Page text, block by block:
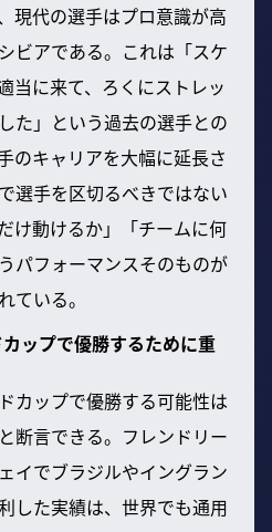
現代の選手はプロ意識が高
ビアである。これは「スケ
当に来て、ろくにストレッ
た」という過去の選手との
のキャリアを大幅に延長さ
選手を区切るべきではない
け動けるか」「チームに何
パフォーマンスそのものが
ている。
ップで優勝するために重
カップで優勝する可能性は
断言できる。フレンドリー
イでブラジルやイングラン
した実績は、世界でも通用